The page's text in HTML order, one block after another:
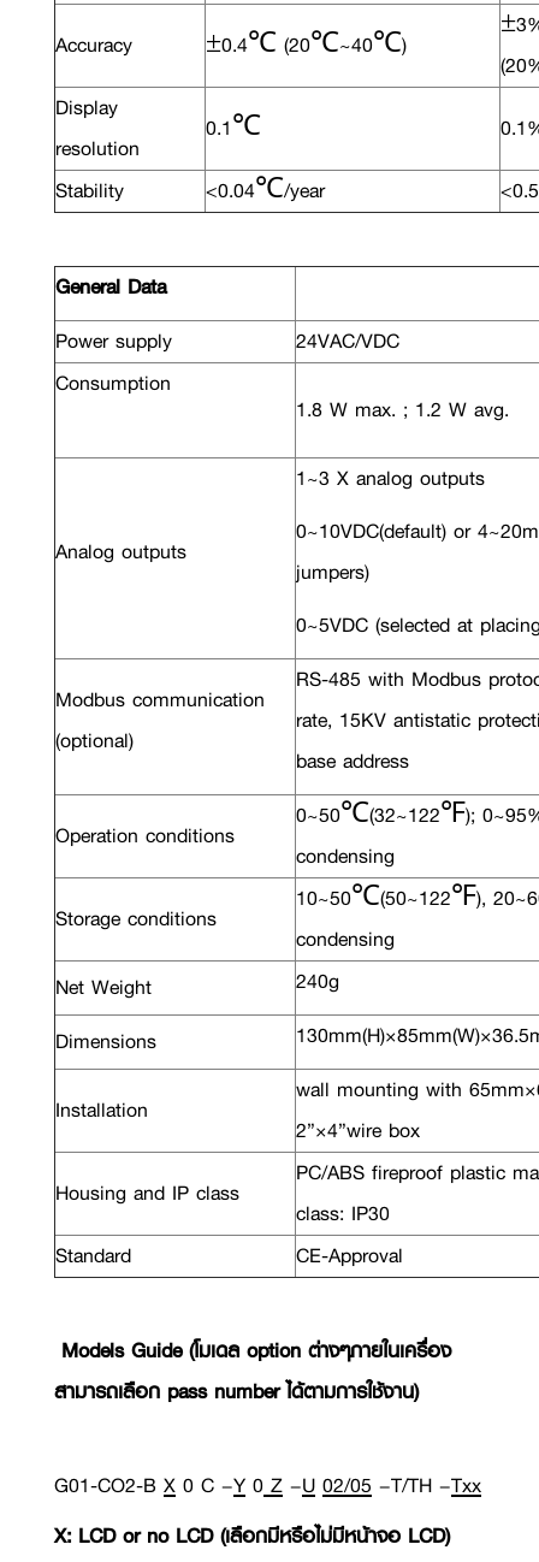
Accuracy ±0.4℃ (20℃~40℃)
Display
resolution
0.1℃
Stability
<0.04℃/year
General Data
Power supply
24VAC/VDC
Consumption
1.8 W max. ; 1.2 W avg.
Analog outputs
1~3 X analog outputs
0~10VDC(default) or
jumpers)
0~5VDC (selected at
Modbus communication
(optional)
RS-485 with Modbus
rate, 15KV antistatic
base address
Operation conditions
0~50℃(32~122℉);
condensing
Storage conditions
10~50℃(50~122℉),
condensing
Net Weight
240g
Dimensions
Installation
wall mounting with
2”×4”wire box
Housing and IP class
PC/ABS fireproof plastic
class: IP30
Standard
CE-Approval
Models Guide (โมเดล option ต่างๆภายในเครื่อง
สามารถเลือก pass number ได้ตามการใช้งาน)
G01-CO2-B X 0 C –Y 0 Z –U 02/05 –T/TH –Txx
X: LCD or no LCD (เลือกมีหรือไม่มีหน้าจอ LCD)